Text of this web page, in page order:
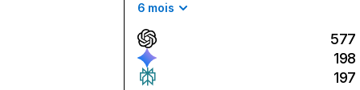
6 mois
577
198
197